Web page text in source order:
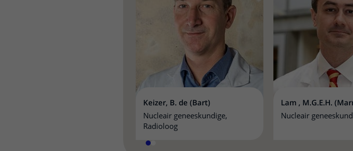
Keizer, B. de (Bart)
Nucleair geneeskundige,
Radioloog
Lam , M.G.E.H.
Nucleair